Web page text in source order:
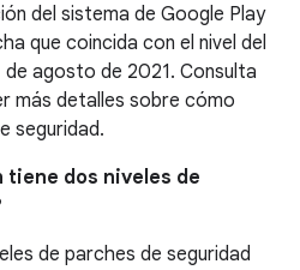
del sistema de Google Play
que coincida con el nivel del
de agosto de 2021. Consulta
más detalles sobre cómo
seguridad.
tiene dos niveles de
de parches de seguridad